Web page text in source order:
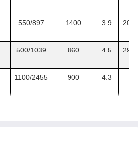
550/897 1400 3.9
500/1039 860 4.5
1100/2455 900 4.3